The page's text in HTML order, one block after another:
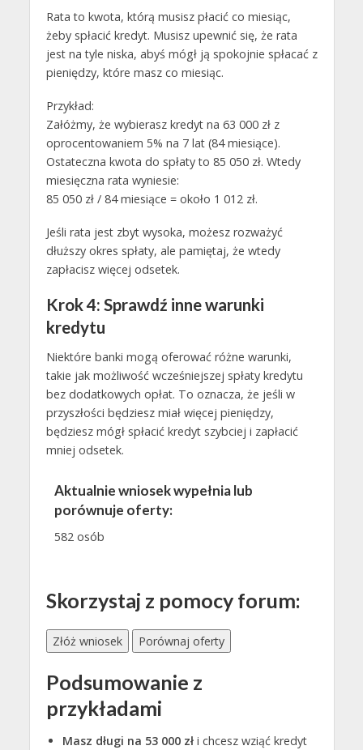
Rata to kwota, którą musisz płacić co miesiąc,
żeby spłacić kredyt. Musisz upewnić się, że rata
jest na tyle niska, abyś mógł ją spokojnie spłacać z
pieniędzy, które masz co miesiąc.
Przykład:
Załóżmy, że wybierasz kredyt na 63 000 zł z
oprocentowaniem 5% na 7 lat (84 miesiące).
Ostateczna kwota do spłaty to 85 050 zł. Wtedy
miesięczna rata wyniesie:
85 050 zł / 84 miesiące = około 1 012 zł.
Jeśli rata jest zbyt wysoka, możesz rozważyć
dłuższy okres spłaty, ale pamiętaj, że wtedy
zapłacisz więcej odsetek.
Krok 4: Sprawdź inne warunki
kredytu
Niektóre banki mogą oferować różne warunki,
takie jak możliwość wcześniejszej spłaty kredytu
bez dodatkowych opłat. To oznacza, że jeśli w
przyszłości będziesz miał więcej pieniędzy,
będziesz mógł spłacić kredyt szybciej i zapłacić
mniej odsetek.
Aktualnie wniosek wypełnia lub
porównuje oferty:
582 osób
Skorzystaj z pomocy forum:
Złóż wniosek Porównaj oferty
Podsumowanie z
przykładami
Masz długi na 53 000 złi chcesz wziąć kredyt